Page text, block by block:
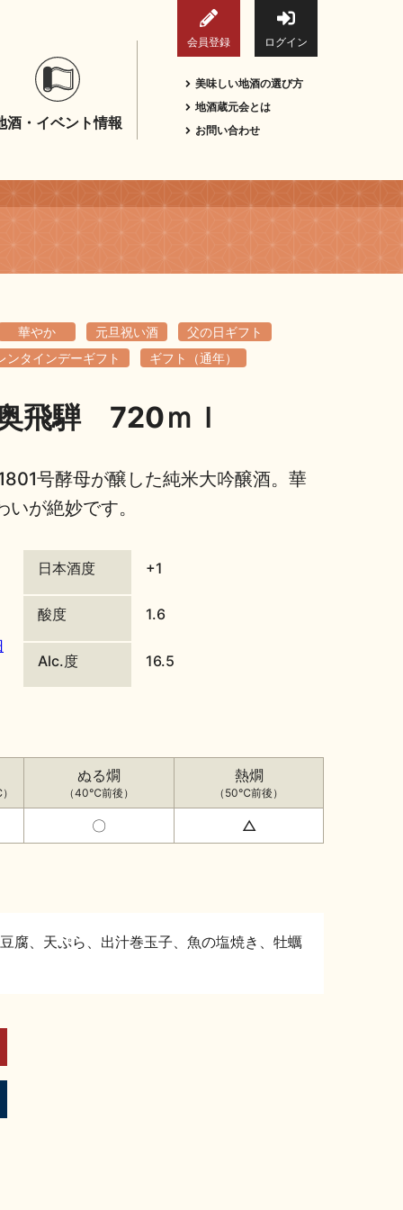
会員登録 ログイン
酒・イベント情報
美味しい地酒の選び方
地酒蔵元会とは
お問い合わせ
華やか 元旦祝い酒
父の日ギフト
ンタインデーギフト ギフト（通年）
飛騨 720ｍｌ
号酵母が醸した純米大吟醸酒。華
が絶妙です。
日本酒度 +1
酸度 1.6
Alc.度 16.5
ぬる燗
（40℃前後）
熱燗
（50℃前後）
〇 △
腐、天ぷら、出汁巻玉子、魚の塩焼き、牡蠣